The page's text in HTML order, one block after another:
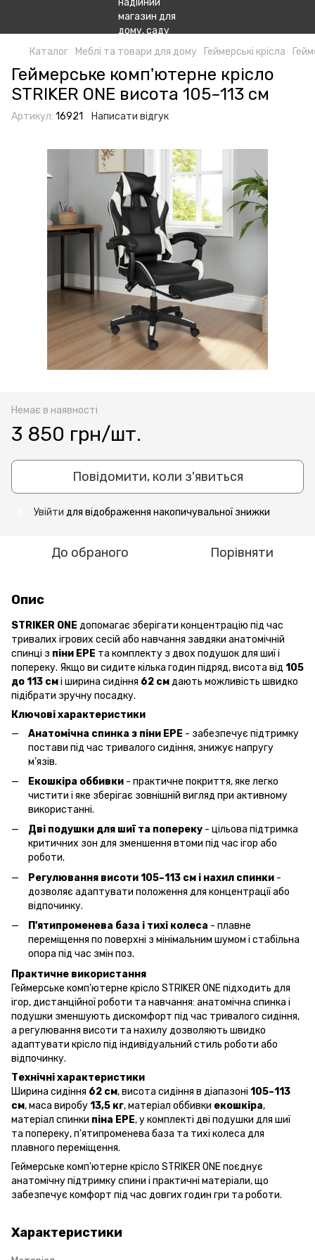
Каталог Меблі та товари для дому Геймерські крісла
Геймерське комп'ютерне крісло
STRIKER ONE висота 105–113 см
Артикул: 16921 Написати відгук
Немає в наявності
3 850 грн/шт.
Повідомити, коли з'явиться
Увійти для відображення накопичувальної знижки
До обраного Порівняти
Опис
STRIKER ONE допомагає зберігати концентрацію під час
тривалих ігрових сесій або навчання завдяки анатомічній
спинці з піни EPE та комплекту з двох подушок для шиї і
попереку. Якщо ви сидите кілька годин підряд, висота від 105
до 113 смі ширина сидіння 62 смдають можливість швидко
підібрати зручну посадку.
Ключові характеристики
Анатомічна спинка з піни EPE - забезпечує підтримку
постави під час тривалого сидіння, знижує напругу
м'язів.
Екошкіра оббивки - практичне покриття, яке легко
чистити і яке зберігає зовнішній вигляд при активному
використанні.
Дві подушки для шиї та попереку - цільова підтримка
критичних зон для зменшення втоми під час ігор або
роботи.
Регулювання висоти 105–113 см і нахил спинки -
дозволяє адаптувати положення для концентрації або
відпочинку.
П'ятипроменева база і тихі колеса - плавне
переміщення по поверхні з мінімальним шумом і стабільна
опора під час змін поз.
Практичне використання
Геймерське комп'ютерне крісло STRIKER ONE підходить для
ігор, дистанційної роботи та навчання: анатомічна спинка і
подушки зменшують дискомфорт під час тривалого сидіння,
а регулювання висоти та нахилу дозволяють швидко
адаптувати крісло під індивідуальний стиль роботи або
відпочинку.
Технічні характеристики
Ширина сидіння 62 см, висота сидіння в діапазоні 105–113
см, маса виробу13,5 кг, матеріал оббивки екошкіра,
матеріал спинки піна EPE, у комплекті дві подушки для шиї
та попереку, п'ятипроменева база та тихі колеса для
плавного переміщення.
Геймерське комп'ютерне крісло STRIKER ONE поєднує
анатомічну підтримку спини і практичні матеріали, що
забезпечує комфорт під час довгих годин гри та роботи.
Характеристики